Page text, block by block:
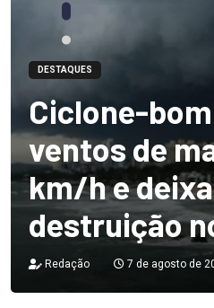
DESTAQUES
Ciclone-
ventos de
km/h e
destruição
Redação 7 de agosto de